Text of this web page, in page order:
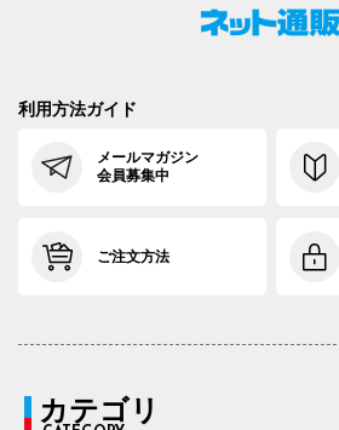
利用方法ガイド
メールマガジン
会員募集中
ご注文方法
カテゴリ